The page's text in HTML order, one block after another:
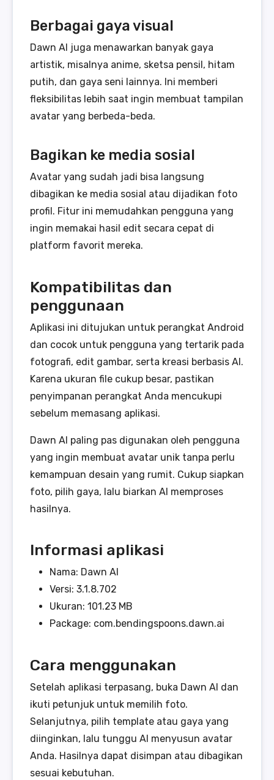
Berbagai gaya visual
Dawn AI juga menawarkan banyak gaya
artistik, misalnya anime, sketsa pensil, hitam
putih, dan gaya seni lainnya. Ini memberi
fleksibilitas lebih saat ingin membuat tampilan
avatar yang berbeda-beda.
Bagikan ke media sosial
Avatar yang sudah jadi bisa langsung
dibagikan ke media sosial atau dijadikan foto
profil. Fitur ini memudahkan pengguna yang
ingin memakai hasil edit secara cepat di
platform favorit mereka.
Kompatibilitas dan
penggunaan
Aplikasi ini ditujukan untuk perangkat Android
dan cocok untuk pengguna yang tertarik pada
fotografi, edit gambar, serta kreasi berbasis AI.
Karena ukuran file cukup besar, pastikan
penyimpanan perangkat Anda mencukupi
sebelum memasang aplikasi.
Dawn AI paling pas digunakan oleh pengguna
yang ingin membuat avatar unik tanpa perlu
kemampuan desain yang rumit. Cukup siapkan
foto, pilih gaya, lalu biarkan AI memproses
hasilnya.
Informasi aplikasi
Nama: Dawn AI
Versi: 3.1.8.702
Ukuran: 101.23 MB
Package: com.bendingspoons.dawn.ai
Cara menggunakan
Setelah aplikasi terpasang, buka Dawn AI dan
ikuti petunjuk untuk memilih foto.
Selanjutnya, pilih template atau gaya yang
diinginkan, lalu tunggu AI menyusun avatar
Anda. Hasilnya dapat disimpan atau dibagikan
sesuai kebutuhan.